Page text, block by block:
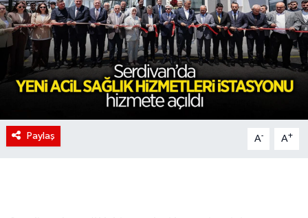
Paylaş A- A+